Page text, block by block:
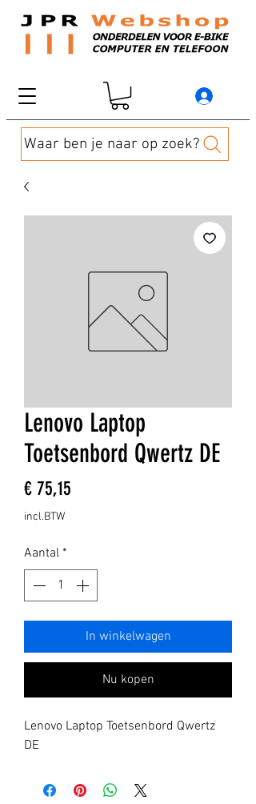
Waar ben je naar op zoek?
Lenovo Laptop
Toetsenbord Qwertz DE
€ 75,15
incl.BTW
Aantal *
In winkelwagen
Nu kopen
Lenovo Laptop Toetsenbord Qwertz
DE